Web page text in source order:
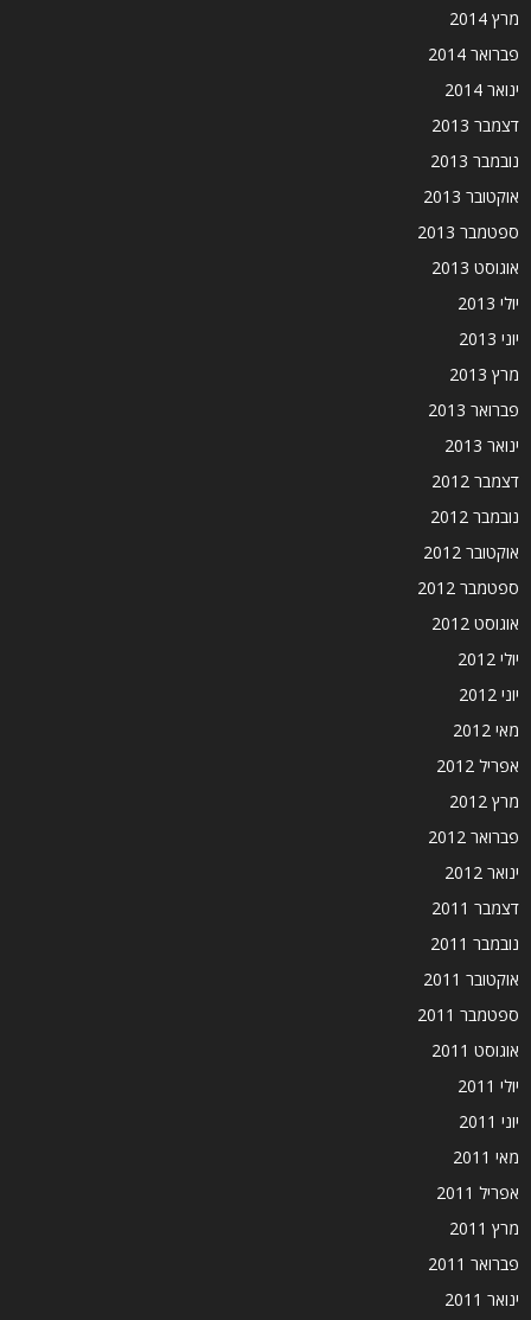
מרץ 2014
פברואר 2014
ינואר 2014
דצמבר 2013
נובמבר 2013
אוקטובר 2013
ספטמבר 2013
אוגוסט 2013
יולי 2013
יוני 2013
מרץ 2013
פברואר 2013
ינואר 2013
דצמבר 2012
נובמבר 2012
אוקטובר 2012
ספטמבר 2012
אוגוסט 2012
יולי 2012
יוני 2012
מאי 2012
אפריל 2012
מרץ 2012
פברואר 2012
ינואר 2012
דצמבר 2011
נובמבר 2011
אוקטובר 2011
ספטמבר 2011
אוגוסט 2011
יולי 2011
יוני 2011
מאי 2011
אפריל 2011
מרץ 2011
פברואר 2011
ינואר 2011